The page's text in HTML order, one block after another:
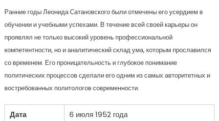
Ранние годы Леонида Сатановского были отмечены его усердием в
обучении и учебными успехами. В течение всей своей карьеры он
проявлял не только высокий уровень профессиональной
компетентности, но и аналитический склад ума, которым прославился
со временем. Его проницательность и глубокое понимание
политических процессов сделали его одним из самых авторитетных и
востребованных политологов современности.
Дата
6 июля 1952 года